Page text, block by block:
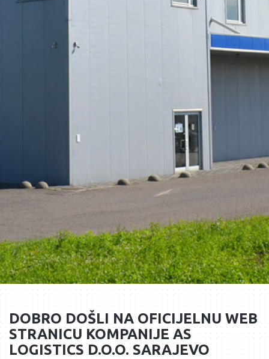
DOBRO DOŠLI NA OFICIJELNU WEB
STRANICU KOMPANIJE AS
LOGISTICSD.O.O. SARAJEVO